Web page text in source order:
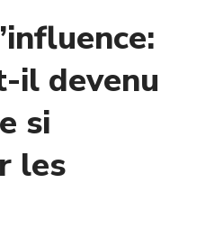
il devenu
si
les